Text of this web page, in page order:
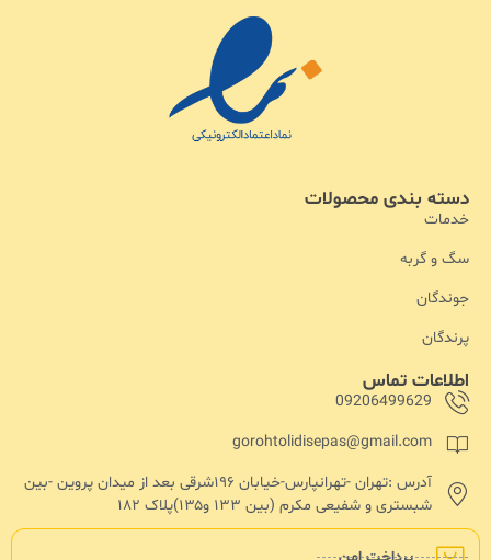
اطلاعات تماس
09206499629
gorohtolidisepas@gmail.com
آدرس :تهران -تهرانپارس-خیابان ۱۹۶شرقی بعد از میدان پروین -بین
شبستری و شفیعی مکرم (بین ۱۳۳ و۱۳۵)پلاک ۱۸۲
دسته بندی محصولات
خدمات
سگ و گربه
جوندگان
پرندگان